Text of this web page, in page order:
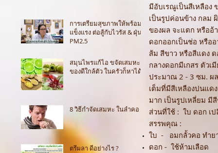
การเตรียมสุขภาพให้พร้อม
แข็งแรง ต่อสู้กับไวรัส & ฝุ่น
PM2.5
สมุนไพรแก้ไอ ขจัดเสมหะ
ของดีใกล้ตัว ในครัวก็หาได้
8 วิธีกำจัดเสมหะ ในลำคอ
ตรีผลา ดีอย่างไร ?
มีอับเรณูเป็นสีเหลือ
เป็นรูปค่อนข้าง กลม
ของผล จะแตก หรืออ้
ดอกออกเป็นช่อ หรือ
ส้ม สีขาว หรือสีแดง
กลางดอกมีเกสร ตัว
ประมาณ 2 - 3 ซม. ผ
เต็มที่มีสีเหลืองปนแด
มาก เป็นรูปเหลี่ยม มี
ส่วนที่ใช้ : ใบ ดอก เ
สรรพคุณ :
ใบ - อมกลั้วคอ ทำย
ดอก - ใช้ห้ามเลือด